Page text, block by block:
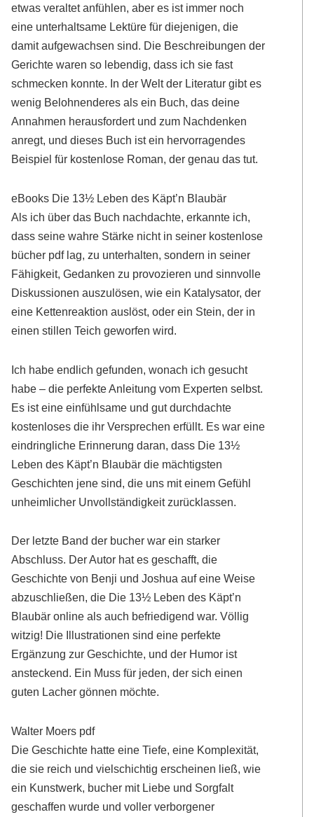
etwas veraltet anfühlen, aber es ist immer noch
eine unterhaltsame Lektüre für diejenigen, die
damit aufgewachsen sind. Die Beschreibungen der
Gerichte waren so lebendig, dass ich sie fast
schmecken konnte. In der Welt der Literatur gibt es
wenig Belohnenderes als ein Buch, das deine
Annahmen herausfordert und zum Nachdenken
anregt, und dieses Buch ist ein hervorragendes
Beispiel für kostenlose Roman, der genau das tut.
eBooks Die 13½ Leben des Käpt’n Blaubär
Als ich über das Buch nachdachte, erkannte ich,
dass seine wahre Stärke nicht in seiner kostenlose
bücher pdf lag, zu unterhalten, sondern in seiner
Fähigkeit, Gedanken zu provozieren und sinnvolle
Diskussionen auszulösen, wie ein Katalysator, der
eine Kettenreaktion auslöst, oder ein Stein, der in
einen stillen Teich geworfen wird.
Ich habe endlich gefunden, wonach ich gesucht
habe – die perfekte Anleitung vom Experten selbst.
Es ist eine einfühlsame und gut durchdachte
kostenloses die ihr Versprechen erfüllt. Es war eine
eindringliche Erinnerung daran, dass Die 13½
Leben des Käpt’n Blaubär die mächtigsten
Geschichten jene sind, die uns mit einem Gefühl
unheimlicher Unvollständigkeit zurücklassen.
Der letzte Band der bucher war ein starker
Abschluss. Der Autor hat es geschafft, die
Geschichte von Benji und Joshua auf eine Weise
abzuschließen, die Die 13½ Leben des Käpt’n
Blaubär online als auch befriedigend war. Völlig
witzig! Die Illustrationen sind eine perfekte
Ergänzung zur Geschichte, und der Humor ist
ansteckend. Ein Muss für jeden, der sich einen
guten Lacher gönnen möchte.
Walter Moers pdf
Die Geschichte hatte eine Tiefe, eine Komplexität,
die sie reich und vielschichtig erscheinen ließ, wie
ein Kunstwerk, bucher mit Liebe und Sorgfalt
geschaffen wurde und voller verborgener